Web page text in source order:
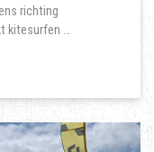
richting
…